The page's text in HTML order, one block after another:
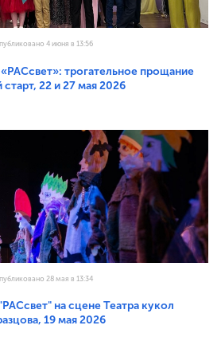
4 июня в 13:56
трогательное прощание
старт, 22 и 27 мая 2026
28 мая в 13:34
на сцене Театра кукол
19 мая 2026